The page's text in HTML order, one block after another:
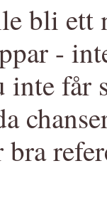
bli
-
får